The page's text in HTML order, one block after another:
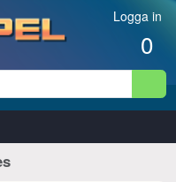
Logga in
0